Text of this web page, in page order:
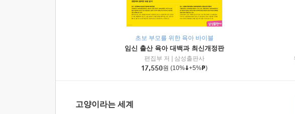
초보 부모를 위한 육아 바이블
임신 출산 육아 대백과 최신개정판
편집부 저
삼성출판사
17,550원 (10% +5% )
고양이라는 세계